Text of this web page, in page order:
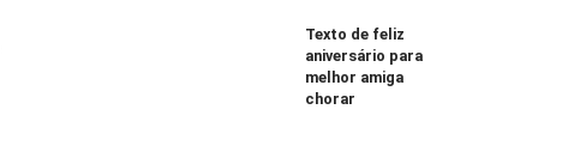
Texto de feliz
aniversário para
melhor amiga
chorar